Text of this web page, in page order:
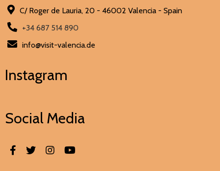
C/ Roger de Lauria, 20 - 46002 Valencia - Spain
+34 687 514 890
info@visit-valencia.de
Instagram
Social Media